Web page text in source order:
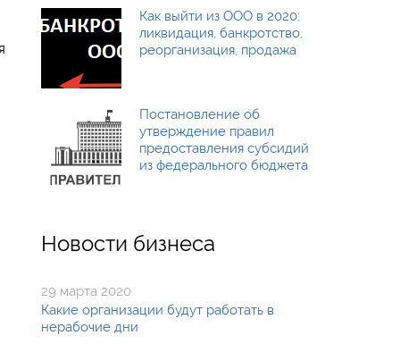
Как выйти из ООО в 2020:
ликвидация, банкротство,
реорганизация, продажа
Постановление об
утверждение правил
предоставления субсидий
из федерального бюджета
Новости бизнеса
29 марта 2020
Какие организации будут работать в
нерабочие дни